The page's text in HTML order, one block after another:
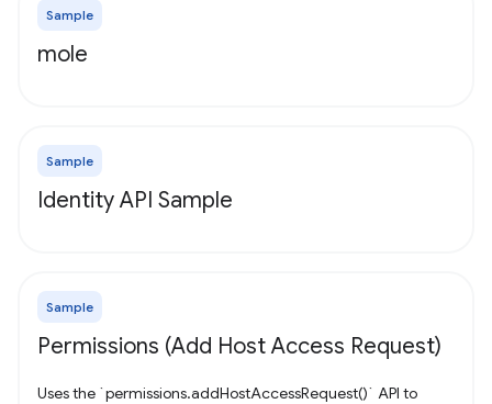
Sample
mole
Sample
Identity API Sample
Sample
Permissions (Add Host Access Request)
Uses the `permissions.addHostAccessRequest()` API to